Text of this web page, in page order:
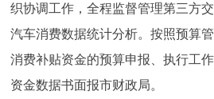
织协调工作，全程监督管理第三方
汽车消费数据统计分析。按照预算
消费补贴资金的预算申报、执行工
资金数据书面报市财政局。